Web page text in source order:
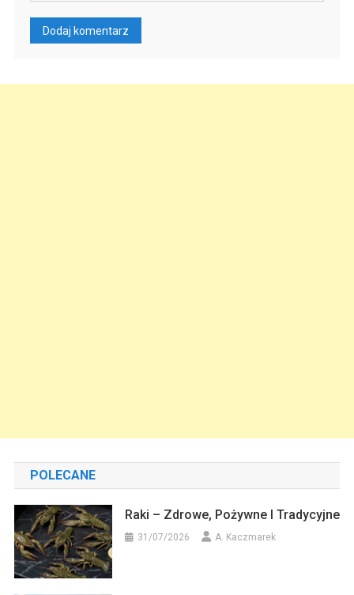
POLECANE
Raki – Zdrowe, Pożywne I Tradycyjne
31/07/2026 A. Kaczmarek